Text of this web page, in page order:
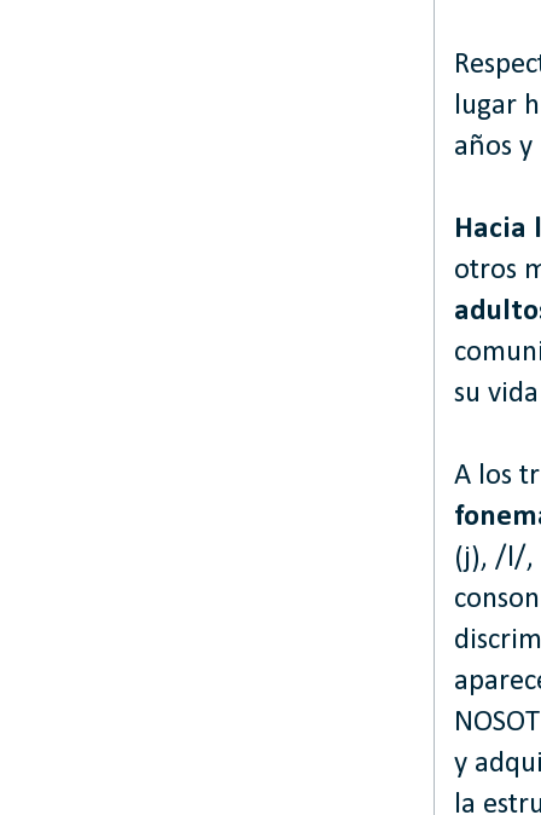
lugar
años
Hacia
otros
su
A los
(j), /l/,
y
la